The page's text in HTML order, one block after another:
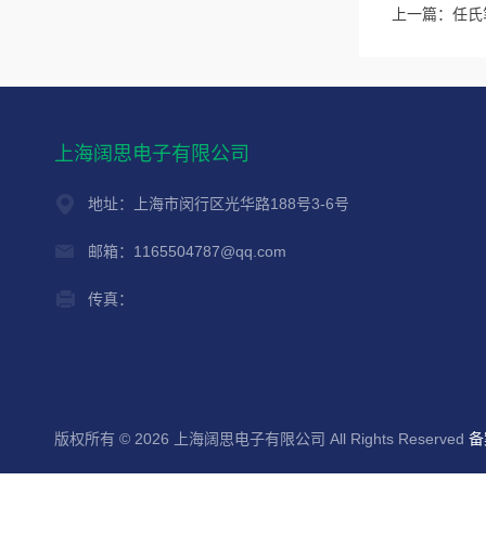
上一篇： 任氏
上海阔思电子有限公司
地址：上海市闵行区光华路188号3-6号
邮箱：1165504787@qq.com
传真：
版权所有 © 2026 上海阔思电子有限公司 All Rights Reserved